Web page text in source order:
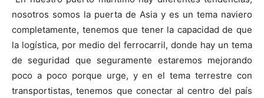
nosotros somos la puerta de Asia y es un tema naviero
completamente, tenemos que tener la capacidad de que
la logística, por medio del ferrocarril, donde hay un tema
de seguridad que seguramente estaremos mejorando
poco a poco porque urge, y en el tema terrestre con
transportistas, tenemos que conectar al centro del país